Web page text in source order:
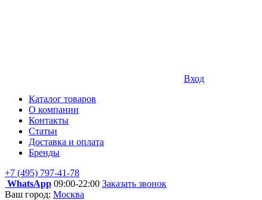
Вход
Каталог товаров
О компании
Контакты
Статьи
Доставка и оплата
Бренды
+7 (495) 797-41-78
WhatsApp 09:00-22:00 Заказать звонок
Ваш город: Москва